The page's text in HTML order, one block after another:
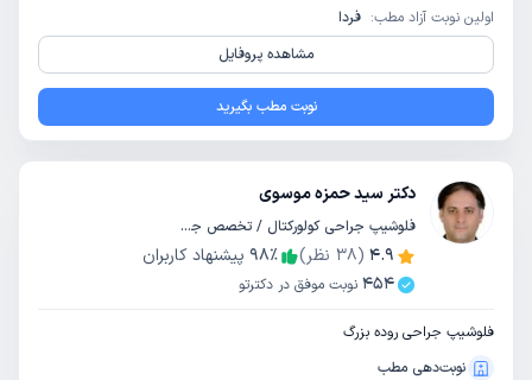
اولین نوبت آزاد مطب: فردا
مشاهده پروفایل
نوبت مطب بگیرید
دکتر سید حمزه موسوی
فلوشیپ جراحی کولورکتال / تخصص جراحی عمومی
4.9
(
38 نظر) 98٪
پیشنهاد کاربران
454 نوبت موفق در دکترتو
فلوشیپ جراحی روده بزرگ
نوبت‌دهی مطب